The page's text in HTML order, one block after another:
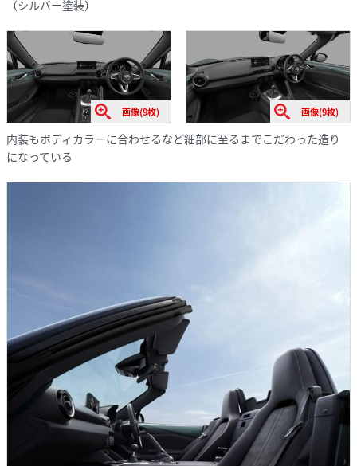
（シルバー塗装）
画像(9枚) 画像(9枚)
内装もボディカラーに合わせるなど細部に至るまでこだわった造り
になっている